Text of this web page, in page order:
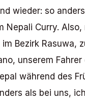
wieder: so
Nepali Curry.
Bezirk Rasuwa,
unserem
während des
als bei uns, ich